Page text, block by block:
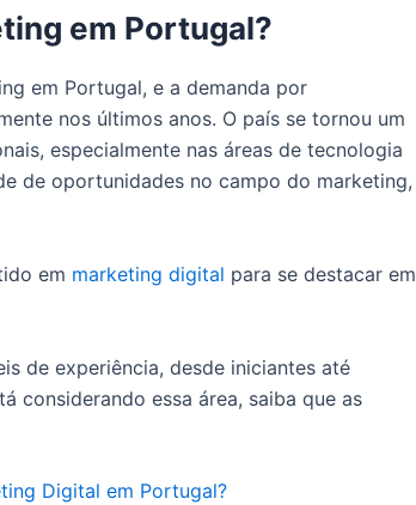
em Portugal?
em Portugal, e a demanda por
nos últimos anos. O país se tornou um
especialmente nas áreas de tecnologia
de oportunidades no campo do marketing,
em marketing digital para se destacar em
de experiência, desde iniciantes até
considerando essa área, saiba que as
Digital em Portugal?